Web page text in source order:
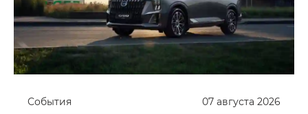
07 августа 2026
События